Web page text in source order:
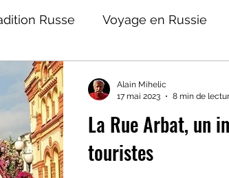
Russe Voyage en Russie
Religions et Mythologies
La Rue Arbat, un
touristes
Alain Mihelic
17 mai 2023
8 min de